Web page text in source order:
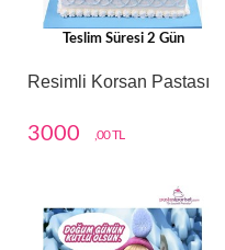
Teslim Süresi 2 Gün
Resimli Korsan Pastası
3000 ,00 TL